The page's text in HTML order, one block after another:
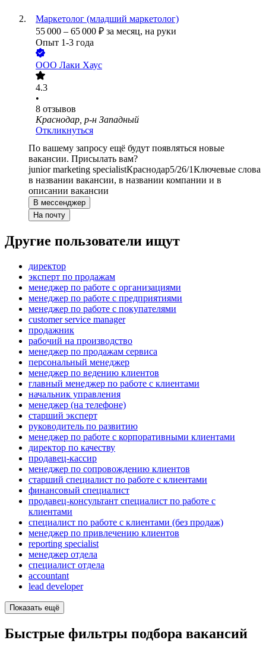
Маркетолог (младший маркетолог)
55 000 – 65 000 ₽ за месяц, на руки
Опыт 1-3 года
ООО Лаки Хаус
4.3
•
8 отзывов
Краснодар, р-н Западный
Откликнуться
По вашему запросу ещё будут появляться новые
вакансии. Присылать вам?
junior marketing specialistКраснодар5/26/1Ключевые слова
в названии вакансии, в названии компании и в
описании вакансии
В мессенджер
На почту
Другие пользователи ищут
директор
эксперт по продажам
менеджер по работе с организациями
менеджер по работе с предприятиями
менеджер по работе с покупателями
customer service manager
продажник
рабочий на производство
менеджер по продажам сервиса
персональный менеджер
менеджер по ведению клиентов
главный менеджер по работе с клиентами
начальник управления
менеджер (на телефоне)
старший эксперт
руководитель по развитию
менеджер по работе с корпоративными клиентами
директор по качеству
продавец-кассир
менеджер по сопровождению клиентов
старший специалист по работе с клиентами
финансовый специалист
продавец-консультант специалист по работе с
клиентами
специалист по работе с клиентами (без продаж)
менеджер по привлечению клиентов
reporting specialist
менеджер отдела
специалист отдела
accountant
lead developer
Показать ещё
Быстрые фильтры подбора вакансий